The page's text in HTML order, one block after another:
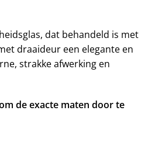
dat behandeld is met
draaideur een elegante en
strakke afwerking en
de exacte maten door te